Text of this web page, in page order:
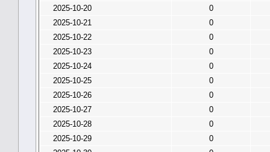
2025-10-20
0
2025-10-21
0
2025-10-22
0
2025-10-23
0
2025-10-24
0
2025-10-25
0
2025-10-26
0
2025-10-27
0
2025-10-28
0
2025-10-29
0